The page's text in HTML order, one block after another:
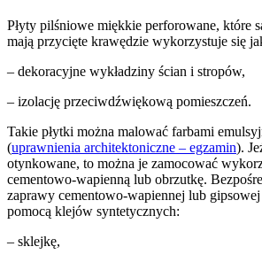
Płyty pilśniowe miękkie perforowane, które
mają przycięte krawędzie wykorzystuje się
– dekoracyjne wykładziny ścian i stropów,
– izolację przeciwdźwiękową pomieszczeń.
Takie płytki można malować farbami
(uprawnienia architektoniczne – egzamin).
otynkowane, to można je zamocować
cementowo-wapienną lub obrzutkę.
zaprawy cementowo-wapiennej lub
pomocą klejów syntetycznych:
– sklejkę,